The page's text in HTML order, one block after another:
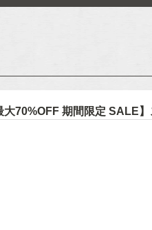
大70%OFF 期間限定 SALE】